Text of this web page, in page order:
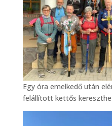
Egy óra emelkedő után
felállított kettős